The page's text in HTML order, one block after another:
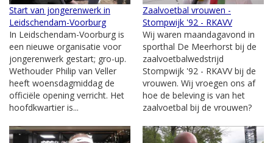
Start van jongerenwerk in
Leidschendam-Voorburg
In Leidschendam-Voorburg is
een nieuwe organisatie voor
jongerenwerk gestart; gro-up.
Wethouder Philip van Veller
heeft woensdagmiddag de
officiële opening verricht. Het
hoofdkwartier is...
Zaalvoetbal vrouwen -
Stompwijk '92 - RKAVV
Wij waren maandagavond in
sporthal De Meerhorst bij de
zaalvoetbalwedstrijd
Stompwijk '92 - RKAVV bij de
vrouwen. Wij vroegen ons af
hoe de beleving is van het
zaalvoetbal bij de vrouwen?